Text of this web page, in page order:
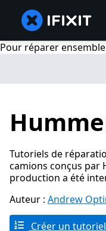
Pour réparer
Tutoriels de
camions conçus par
production a été
Auteur : Andrew
Créer un tutoriel